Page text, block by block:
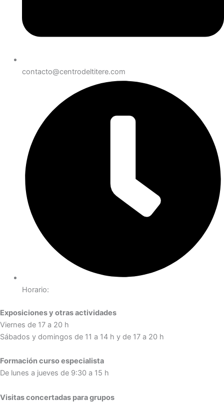
contacto@centrodeltitere.com
Horario:
Exposiciones y otras actividades
Viernes de 17 a 20 h
Sábados y domingos de 11 a 14 h y de 17 a 20 h
Formación curso especialista
De lunes a jueves de 9:30 a 15 h
Visitas concertadas para grupos